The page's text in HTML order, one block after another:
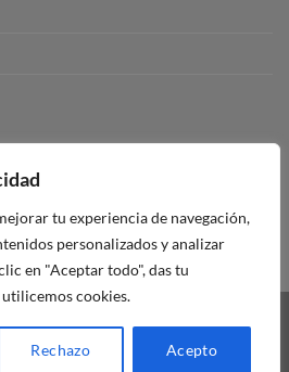
tu experiencia de navegación,
personalizados y analizar
en "Aceptar todo", das tu
cookies.
Rechazo Acepto
PayPal Stripe MasterCard